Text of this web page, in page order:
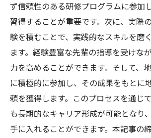
ず信頼性のある研修プログラムに参加
習得することが重要です。次に、実際
験を積むことで、実践的なスキルを磨
ます。経験豊富な先輩の指導を受けな
力を高めることができます。そして、
に積極的に参加し、その成果をもとに
頼を獲得します。このプロセスを通じ
も長期的なキャリア形成が可能となり
手に入れることができます。本記事の